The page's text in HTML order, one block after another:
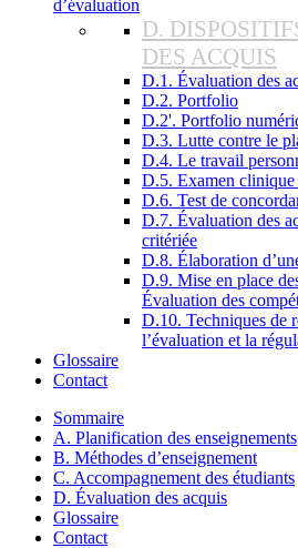
d’évaluation
D.
DES ACQUIS
D.1. Évaluation des
D.2. Portfolio
D.2'. Portfolio
D.3. Lutte contre le
D.4. Le travail
D.5. Examen
D.6. Test de
D.7. Évaluation des
critériée
D.8. Élaboration
D.9. Mise en place
Évaluation des
D.10. Techniques de
l’évaluation et la
Glossaire
Contact
Sommaire
A. Planification des enseignements
B. Méthodes d’enseignement
C. Accompagnement des étudiants
D. Évaluation des acquis
Glossaire
Contact